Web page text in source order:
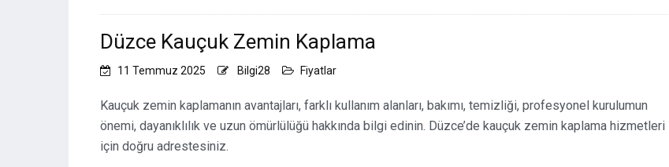
Düzce Kauçuk Zemin Kaplama
11 Temmuz 2025 Bilgi28 Fiyatlar
Kauçuk zemin kaplamanın avantajları, farklı kullanım alanları, bakımı, temizliği, profesyonel kurulumun
önemi, dayanıklılık ve uzun ömürlülüğü hakkında bilgi edinin. Düzce’de kauçuk zemin kaplama hizmetleri
için doğru adrestesiniz.